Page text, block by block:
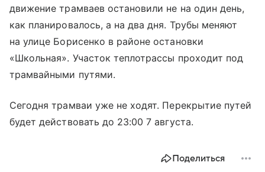
движение трамваев остановили не на один день,
как планировалось, а на два дня. Трубы меняют
на улице Борисенко в районе остановки
«Школьная». Участок теплотрассы проходит под
трамвайными путями.
Сегодня трамваи уже не ходят. Перекрытие путей
будет действовать до 23:00 7 августа.
Поделиться